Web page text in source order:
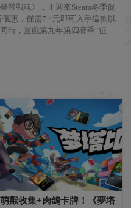
耀戰魂》，正迎來Steam冬季促
惠，僅需7.4元即可入手這款以
時，遊戲第九年第四賽季“征
萌獸收集+肉鴿卡牌！《夢塔